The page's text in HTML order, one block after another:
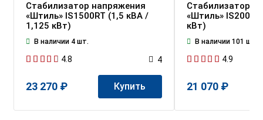
Стабилизатор напряжения
«Штиль» IS1500RT (1,5 кВА /
1,125 кВт)
В наличии 4 шт.
4.8 4
23 270 ₽ Купить
Стабилизатор
«Штиль» IS2000
кВт)
В наличии 101 шт.
4.9
21 070 ₽